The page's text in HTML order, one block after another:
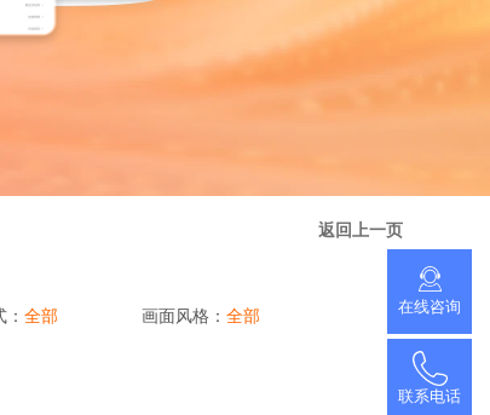
官网小程序，推广更方便
返回上一页
全部 画面风格： 全部
在线咨询
联系电话